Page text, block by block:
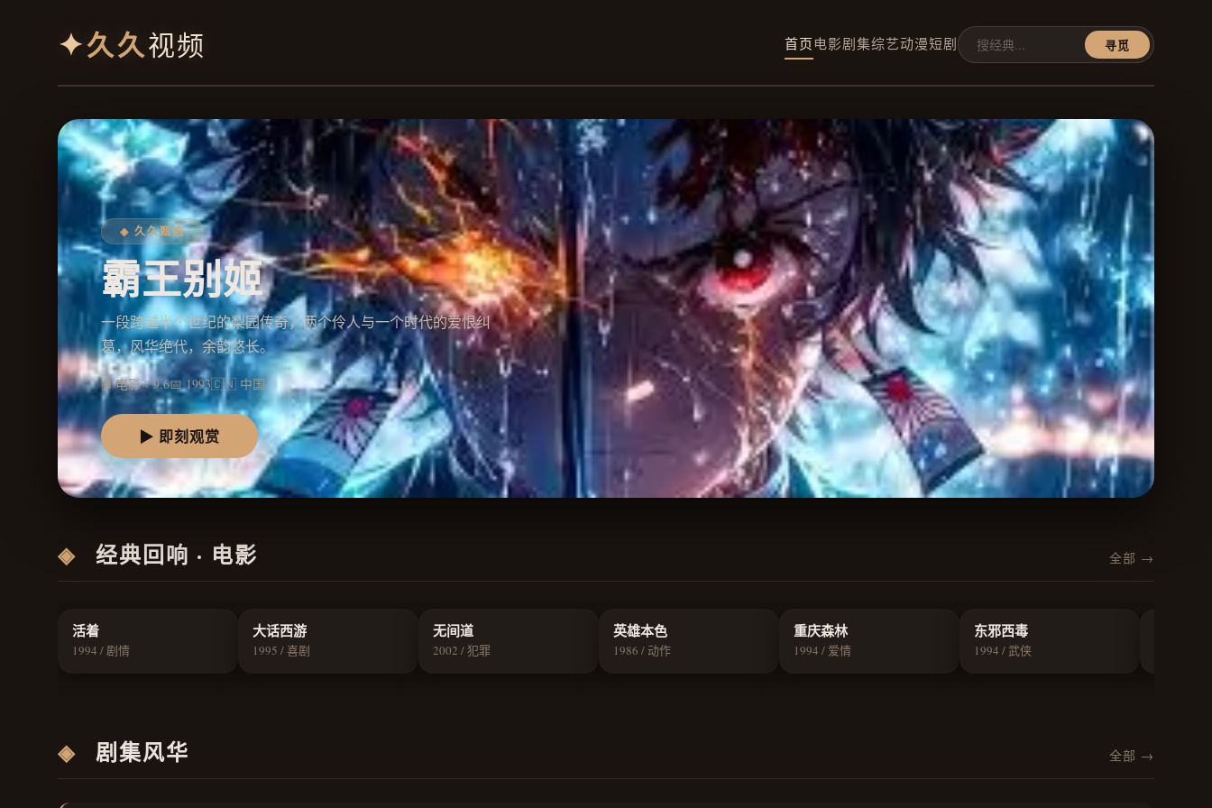
✦久久视频 首页 电影剧集综艺动漫短剧 寻觅
◈ 久久甄选
霸王别姬
一段跨越半个世纪的梨园传奇，两个伶人与一个时代的爱恨纠
葛，风华绝代，余韵悠长。
🎬 电影⭐ 9.6📅 1993🇨🇳 中国
▶ 即刻观赏
◈ 经典回响 · 电影
全部 →
活着
1994 / 剧情
大话西游
1995 / 喜剧
无间道
2002 / 犯罪
英雄本色
1986 / 动作
重庆森林
1994 / 爱情
东邪西毒
1994 / 武侠
◈ 剧集风华 全部 →